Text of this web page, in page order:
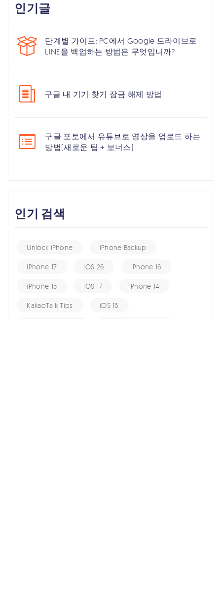
인기글
단계별 가이드: PC에서 Google 드라이브로
LINE을 백업하는 방법은 무엇입니까?
구글 내 기기 찾기 잠금 해제 방법
구글 포토에서 유튜브로 영상을 업로드 하는
방법(새로운 팁 + 보너스)
인기 검색
Unlock iPhone iPhone Backup
iPhone 17 iOS 26 iPhone 16
iPhone 15 iOS 17 iPhone 14
KakaoTalk Tips iOS 16